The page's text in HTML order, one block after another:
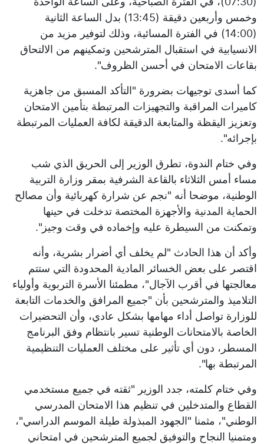
وخمس وأربعين دقيقة (13:45) بدل الساعة الثانية
(14:00) في الفترة المسائية، وذلك لتوفير مزيد من
الانسيابية في استقبال المترشحين وتمكينهم من الالتحاق
بقاعات الامتحان في أحسن الظروف".
كما أسدى توجيهات بضرورة "التأكد المسبق من جاهزية
كاميرات المراقبة والتجهيزات المرتبطة بتأمين الامتحان
وتعزيز اليقظة والمتابعة الدقيقة لكافة العمليات المرتبطة
بإجرائه".
وفي ختام الندوة، تطرق الوزير إلى الحريق الذي شب
مساء أمس الثلاثاء بالقاعة الشرفية بمقر وزارة التربية
الوطنية، موضحا أنه "نجم عن شرارة كهربائية وأن مصالح
الحماية المدنية والأجهزة المختصة تدخلت في حينها
وتمكنت من السيطرة عليه وإخماده في وقت وجيز".
وأكد أن هذا الحادث "لم يخلف أي أضرار بشرية، وأنه
اقتصر على بعض الخسائر المادية المحدودة التي ستتم
معالجتها في أقرب الآجال"، مطمئنا الأسرة التربوية وأولياء
التلاميذ والمترشحين بأن "جميع المرافق والخدمات التابعة
للوزارة تواصل أداء مهامها بشكل عادي، وأن التحضيرات
الخاصة بالامتحانات الوطنية تسير بانتظام وفق البرنامج
المسطر، دون أي تأثير على مختلف العمليات التنظيمية
المرتبطة بها".
وفي ختام كلمته، جدد الوزير "ثقته في جميع مستخدمي
القطاع والمتدخلين في تنظيم هذا الامتحان المدرسي
الوطني"، مثمنا "الجهود المبذولة طيلة الموسم الدراسي"،
ومتمنيا النجاح والتوفيق لجميع المترشحين في امتحاني